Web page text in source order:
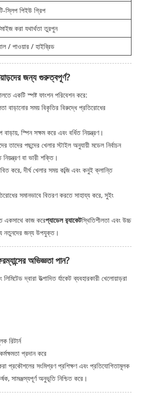
স্লিপ পিইউ গ্রিপ
করা যথার্থতা তুরপুন
/ পাওয়ার / হাইব্রিড
জন্য গুরুত্বপূর্ণ?
একটি স্পষ্ট ফাংশন পরিবেশন করে:
বাড়ানোর সময় বিকৃতির বিরুদ্ধে প্রতিরোধের
বাড়ায়, স্পিন সক্ষম করে এবং বর্ধিত নিয়ন্ত্রণ।
তাদের পছন্দের খেলার স্টাইল অনুযায়ী মডেল নির্বাচন
বা ভারী শক্তি।
করে, দীর্ঘ খেলার সময় কব্জি এবং কনুই ক্লান্তি
সমানভাবে বিতরণ করতে সাহায্য করে, সুইং
একসাথে কাজ করেপ্যাডেল র‌্যাকেটস্থিতিশীলতা এবং উচ্চ
নতুনদের জন্য উপযুক্ত।
অভিজ্ঞতা পান?
দ্বারা উত্পাদিত র্যাকেট ব্যবহারকারী খেলোয়াড়রা
রিটার্ন
প্রদান করে
প্রকৌশলের সংমিশ্রণ প্রশিক্ষণ এবং প্রতিযোগিতামূলক
সামঞ্জস্যপূর্ণ অনুভূতি নিশ্চিত করে।